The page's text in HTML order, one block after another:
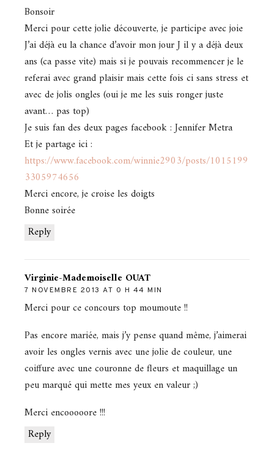
Reply
Bonsoir
Merci pour cette jolie découverte, je participe avec joie
J’ai déjà eu la chance d’avoir mon jour J il y a déjà deux
ans (ca passe vite) mais si je pouvais recommencer je le
referai avec grand plaisir mais cette fois ci sans stress et
avec de jolis ongles (oui je me les suis ronger juste
avant… pas top)
Je suis fan des deux pages facebook : Jennifer Metra
Et je partage ici :
https://www.facebook.com/winnie2903/posts/1015199
3305974656
Merci encore, je croise les doigts
Bonne soirée
Virginie-Mademoiselle OUAT
7 NOVEMBRE 2013 AT 0 H 44 MIN
Reply
Merci pour ce concours top moumoute !!
Pas encore mariée, mais j’y pense quand même, j’aimerai
avoir les ongles vernis avec une jolie de couleur, une
coiffure avec une couronne de fleurs et maquillage un
peu marqué qui mette mes yeux en valeur ;)
Merci encooooore !!!